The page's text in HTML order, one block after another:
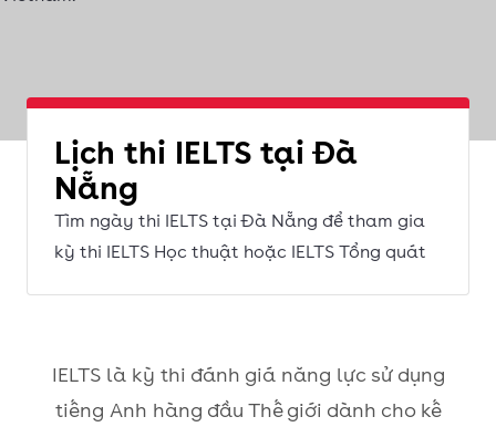
Lịch thi IELTS tại Đà
Nẵng
Tìm ngày thi IELTS tại Đà Nẵng để tham gia
kỳ thi IELTS Học thuật hoặc IELTS Tổng quát
IELTS là kỳ thi đánh giá năng lực sử dụng
tiếng Anh hàng đầu Thế giới dành cho kế